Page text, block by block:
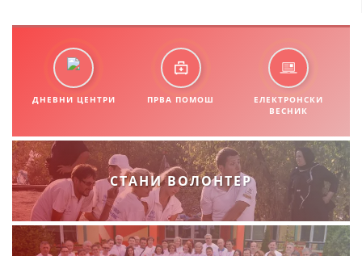
ДНЕВНИ ЦЕНТРИ ПРВА ПОМОШ
ЕЛЕКТРОНСКИ
ВЕСНИК
СТАНИ ВОЛОНТЕР